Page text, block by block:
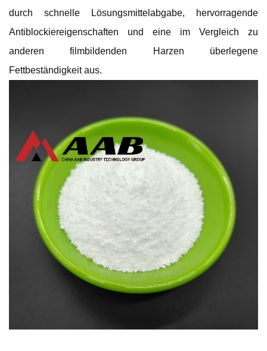
durch schnelle Lösungsmittelabgabe, hervorragende
Antiblockiereigenschaften und eine im Vergleich zu
anderen filmbildenden Harzen überlegene
Fettbeständigkeit aus.